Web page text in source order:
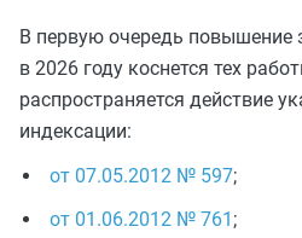
В первую очередь
в 2026 году коснется тех
распространяется действие
индексации:
от 07.05.2012 № 597;
от 01.06.2012 № 761 ;